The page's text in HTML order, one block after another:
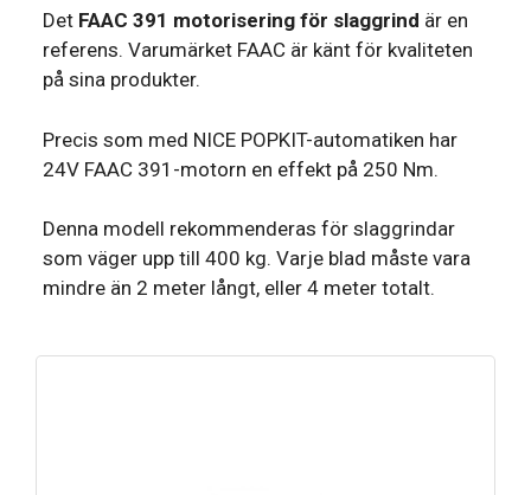
Det FAAC 391 motorisering för slaggrind är en
referens. Varumärket FAAC är känt för kvaliteten
på sina produkter.
Precis som med NICE POPKIT-automatiken har
24V FAAC 391-motorn en effekt på 250 Nm.
Denna modell rekommenderas för slaggrindar
som väger upp till 400 kg. Varje blad måste vara
mindre än 2 meter långt, eller 4 meter totalt.